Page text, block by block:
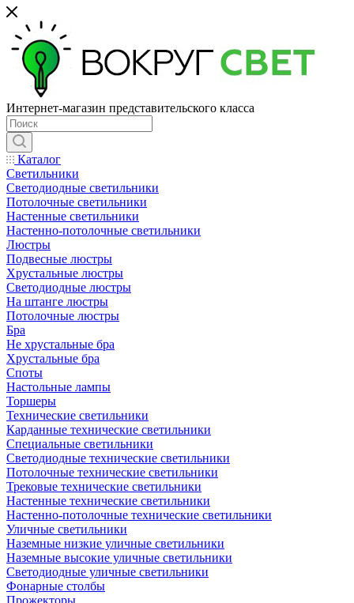
Интернет-магазин представительского класса
Каталог
Светильники
Светодиодные светильники
Потолочные светильники
Настенные светильники
Настенно-потолочные светильники
Люстры
Подвесные люстры
Хрустальные люстры
Светодиодные люстры
На штанге люстры
Потолочные люстры
Бра
Не хрустальные бра
Хрустальные бра
Споты
Настольные лампы
Торшеры
Технические светильники
Карданные технические светильники
Специальные светильники
Светодиодные технические светильники
Потолочные технические светильники
Трековые технические светильники
Настенные технические светильники
Настенно-потолочные технические светильники
Уличные светильники
Наземные низкие уличные светильники
Наземные высокие уличные светильники
Светодиодные уличные светильники
Фонарные столбы
Прожекторы